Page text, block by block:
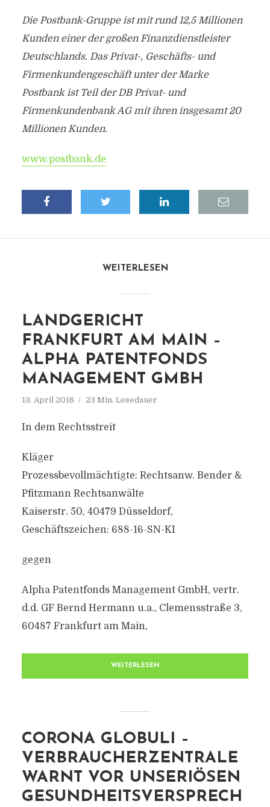
Die Postbank-Gruppe ist mit rund 12,5 Millionen
Kunden einer der großen Finanzdienstleister
Deutschlands. Das Privat-, Geschäfts- und
Firmenkundengeschäft unter der Marke
Postbank ist Teil der DB Privat- und
Firmenkundenbank AG mit ihren insgesamt 20
Millionen Kunden.
www.postbank.de
WEITERLESEN
LANDGERICHT
FRANKFURT AM MAIN –
ALPHA PATENTFONDS
MANAGEMENT GMBH
13. April 2018 23 Min. Lesedauer
In dem Rechtsstreit
Kläger
Prozessbevollmächtigte: Rechtsanw. Bender &
Pfitzmann Rechtsanwälte
Kaiserstr. 50, 40479 Düsseldorf,
Geschäftszeichen: 688-16-SN-KI
gegen
Alpha Patentfonds Management GmbH, vertr.
d.d. GF Bernd Hermann u.a., Clemensstraße 3,
60487 Frankfurt am Main,
WEITERLESEN
CORONA GLOBULI –
VERBRAUCHERZENTRALE
WARNT VOR UNSERIÖSEN
GESUNDHEITSVERSPRECH